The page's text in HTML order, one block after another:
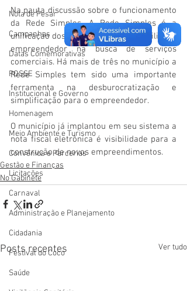
Nota de Pesar
Campanhas
Datas Comemorativas
POSSE
Institucional e Governo
Homenagem
Meio Ambiente e Turismo
Convênios e Parcerias
Licitações
Carnaval
Administração e Planejamento
Cidadania
Festival do Coco
Saúde
Na pauta discussão sobre o funcionamento
da Rede Simples. A Rede Simples é a
unificação dos seguimentos para facilitar o
empreendedor na busca de serviços
comerciais. Há mais de três no município a
Rede Simples tem sido uma importante
ferramenta na desburocratização e
simplificação para o empreendedor.
O município já implantou em seu sistema a
nota fiscal eletrônica é visibilidade para a
construção de novos empreendimentos.
Gestão e Finanças
No Gabinete
Posts recentes Ver tudo